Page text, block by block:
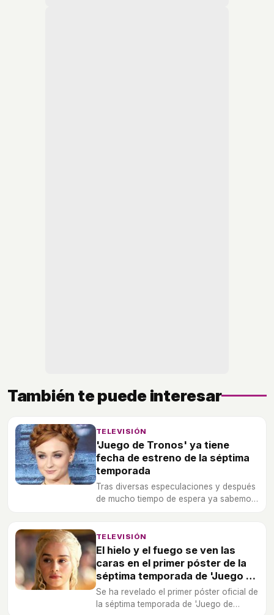
También te puede interesar
TELEVISIÓN
'Juego de Tronos' ya tiene
fecha de estreno de la séptima
temporada
Tras diversas especulaciones y después
de mucho tiempo de espera ya sabemos
espectacular video de promoción.
TELEVISIÓN
El hielo y el fuego se ven las
caras en el primer póster de la
séptima temporada de 'Juego de
Tronos'
Se ha revelado el primer póster oficial de
la séptima temporada de 'Juego de